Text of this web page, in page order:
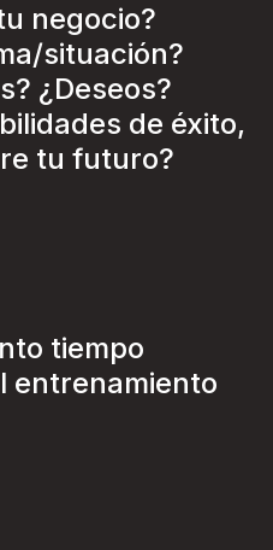
negocio?
situación?
¿Deseos?
de éxito,
tu futuro?
tiempo
entrenamiento